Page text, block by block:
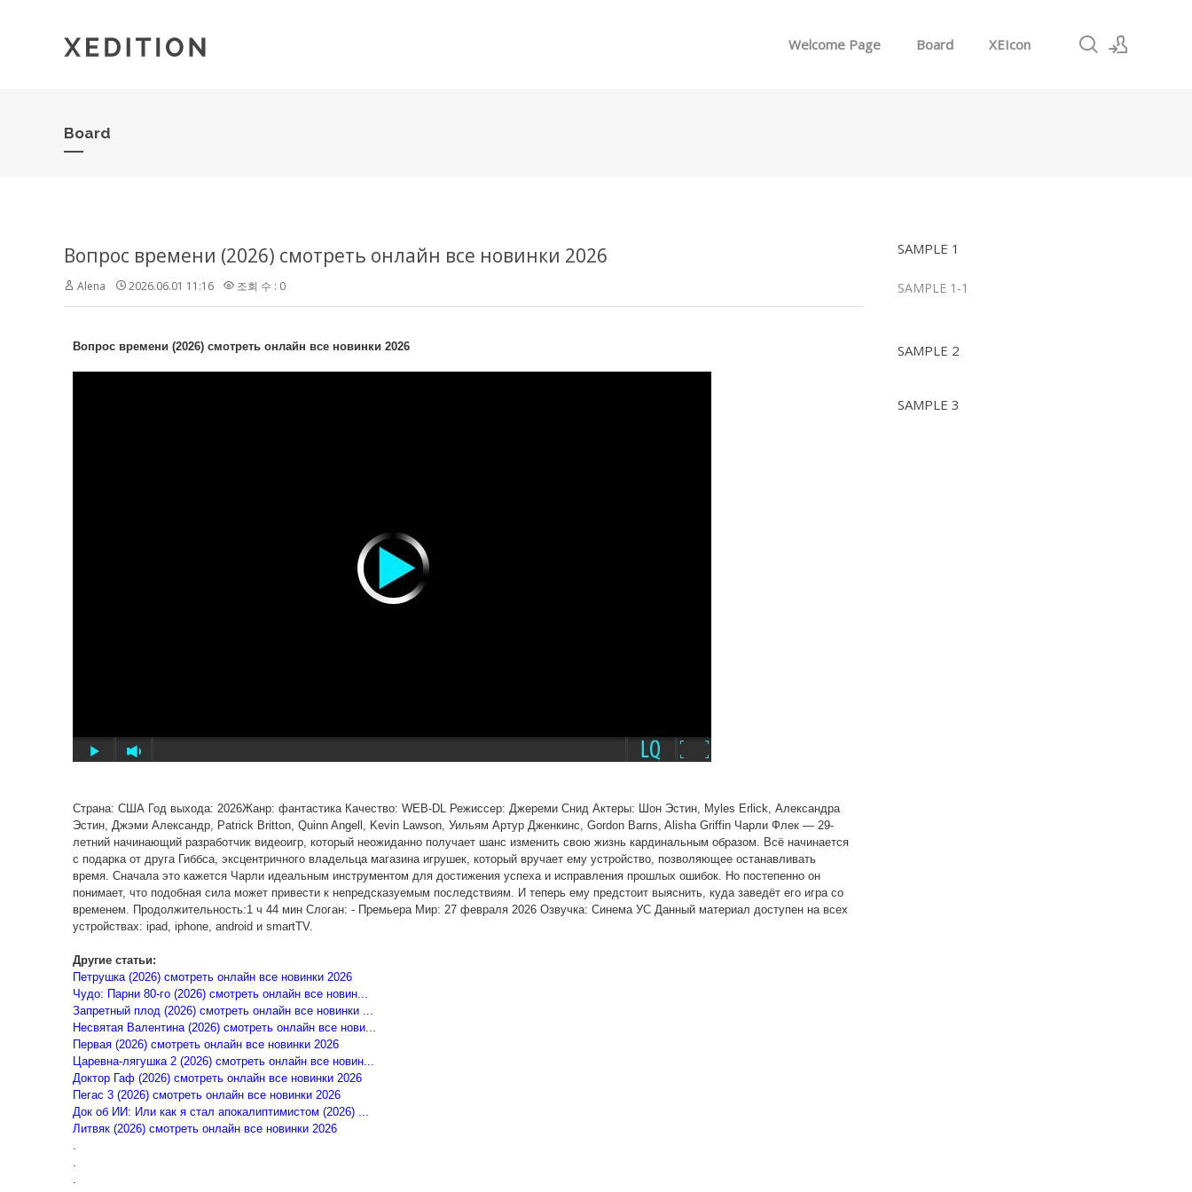
Welcome Page Board XEIcon
Board
SAMPLE 1
SAMPLE 1-1
SAMPLE 2
SAMPLE 3
Вопрос времени (2026) смотреть онлайн все новинки 2026
Alena 2026.06.01 11:16 조회 수 : 0
Вопрос времени (2026) смотреть онлайн все новинки 2026
Страна: США Год выхода: 2026Жанр: фантастика Качество: WEB-DL Режиссер: Джереми Снид Актеры: Шон Эстин, Myles Erlick, Александра
Эстин, Джэми Александр, Patrick Britton, Quinn Angell, Kevin Lawson, Уильям Артур Дженкинс, Gordon Barns, Alisha Griffin Чарли Флек — 29-
летний начинающий разработчик видеоигр, который неожиданно получает шанс изменить свою жизнь кардинальным образом. Всё начинается
с подарка от друга Гиббса, эксцентричного владельца магазина игрушек, который вручает ему устройство, позволяющее останавливать
время. Сначала это кажется Чарли идеальным инструментом для достижения успеха и исправления прошлых ошибок. Но постепенно он
понимает, что подобная сила может привести к непредсказуемым последствиям. И теперь ему предстоит выяснить, куда заведёт его игра со
временем. Продолжительность:1 ч 44 мин Слоган: - Премьера Мир: 27 февраля 2026 Озвучка: Синема УС Данный материал доступен на всех
устройствах: ipad, iphone, android и smartTV.
Другие статьи:
Петрушка (2026) смотреть онлайн все новинки 2026
Чудо: Парни 80-го (2026) смотреть онлайн все новин...
Запретный плод (2026) смотреть онлайн все новинки ...
Несвятая Валентина (2026) смотреть онлайн все нови...
Первая (2026) смотреть онлайн все новинки 2026
Царевна-лягушка 2 (2026) смотреть онлайн все новин...
Доктор Гаф (2026) смотреть онлайн все новинки 2026
Пегас 3 (2026) смотреть онлайн все новинки 2026
Док об ИИ: Или как я стал апокалиптимистом (2026) ...
Литвяк (2026) смотреть онлайн все новинки 2026
.
.
.